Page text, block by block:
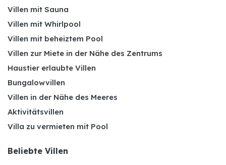
Villen mit Sauna
Villen mit Whirlpool
Villen mit beheiztem Pool
Villen zur Miete in der Nähe des Zentrums
Haustier erlaubte Villen
Bungalowvillen
Villen in der Nähe des Meeres
Aktivitätsvillen
Villa zu vermieten mit Pool
Beliebte Villen